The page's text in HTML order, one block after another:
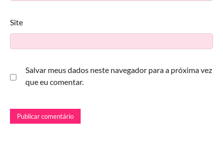
Site
Salvar meus dados neste navegador para a próxima vez
que eu comentar.